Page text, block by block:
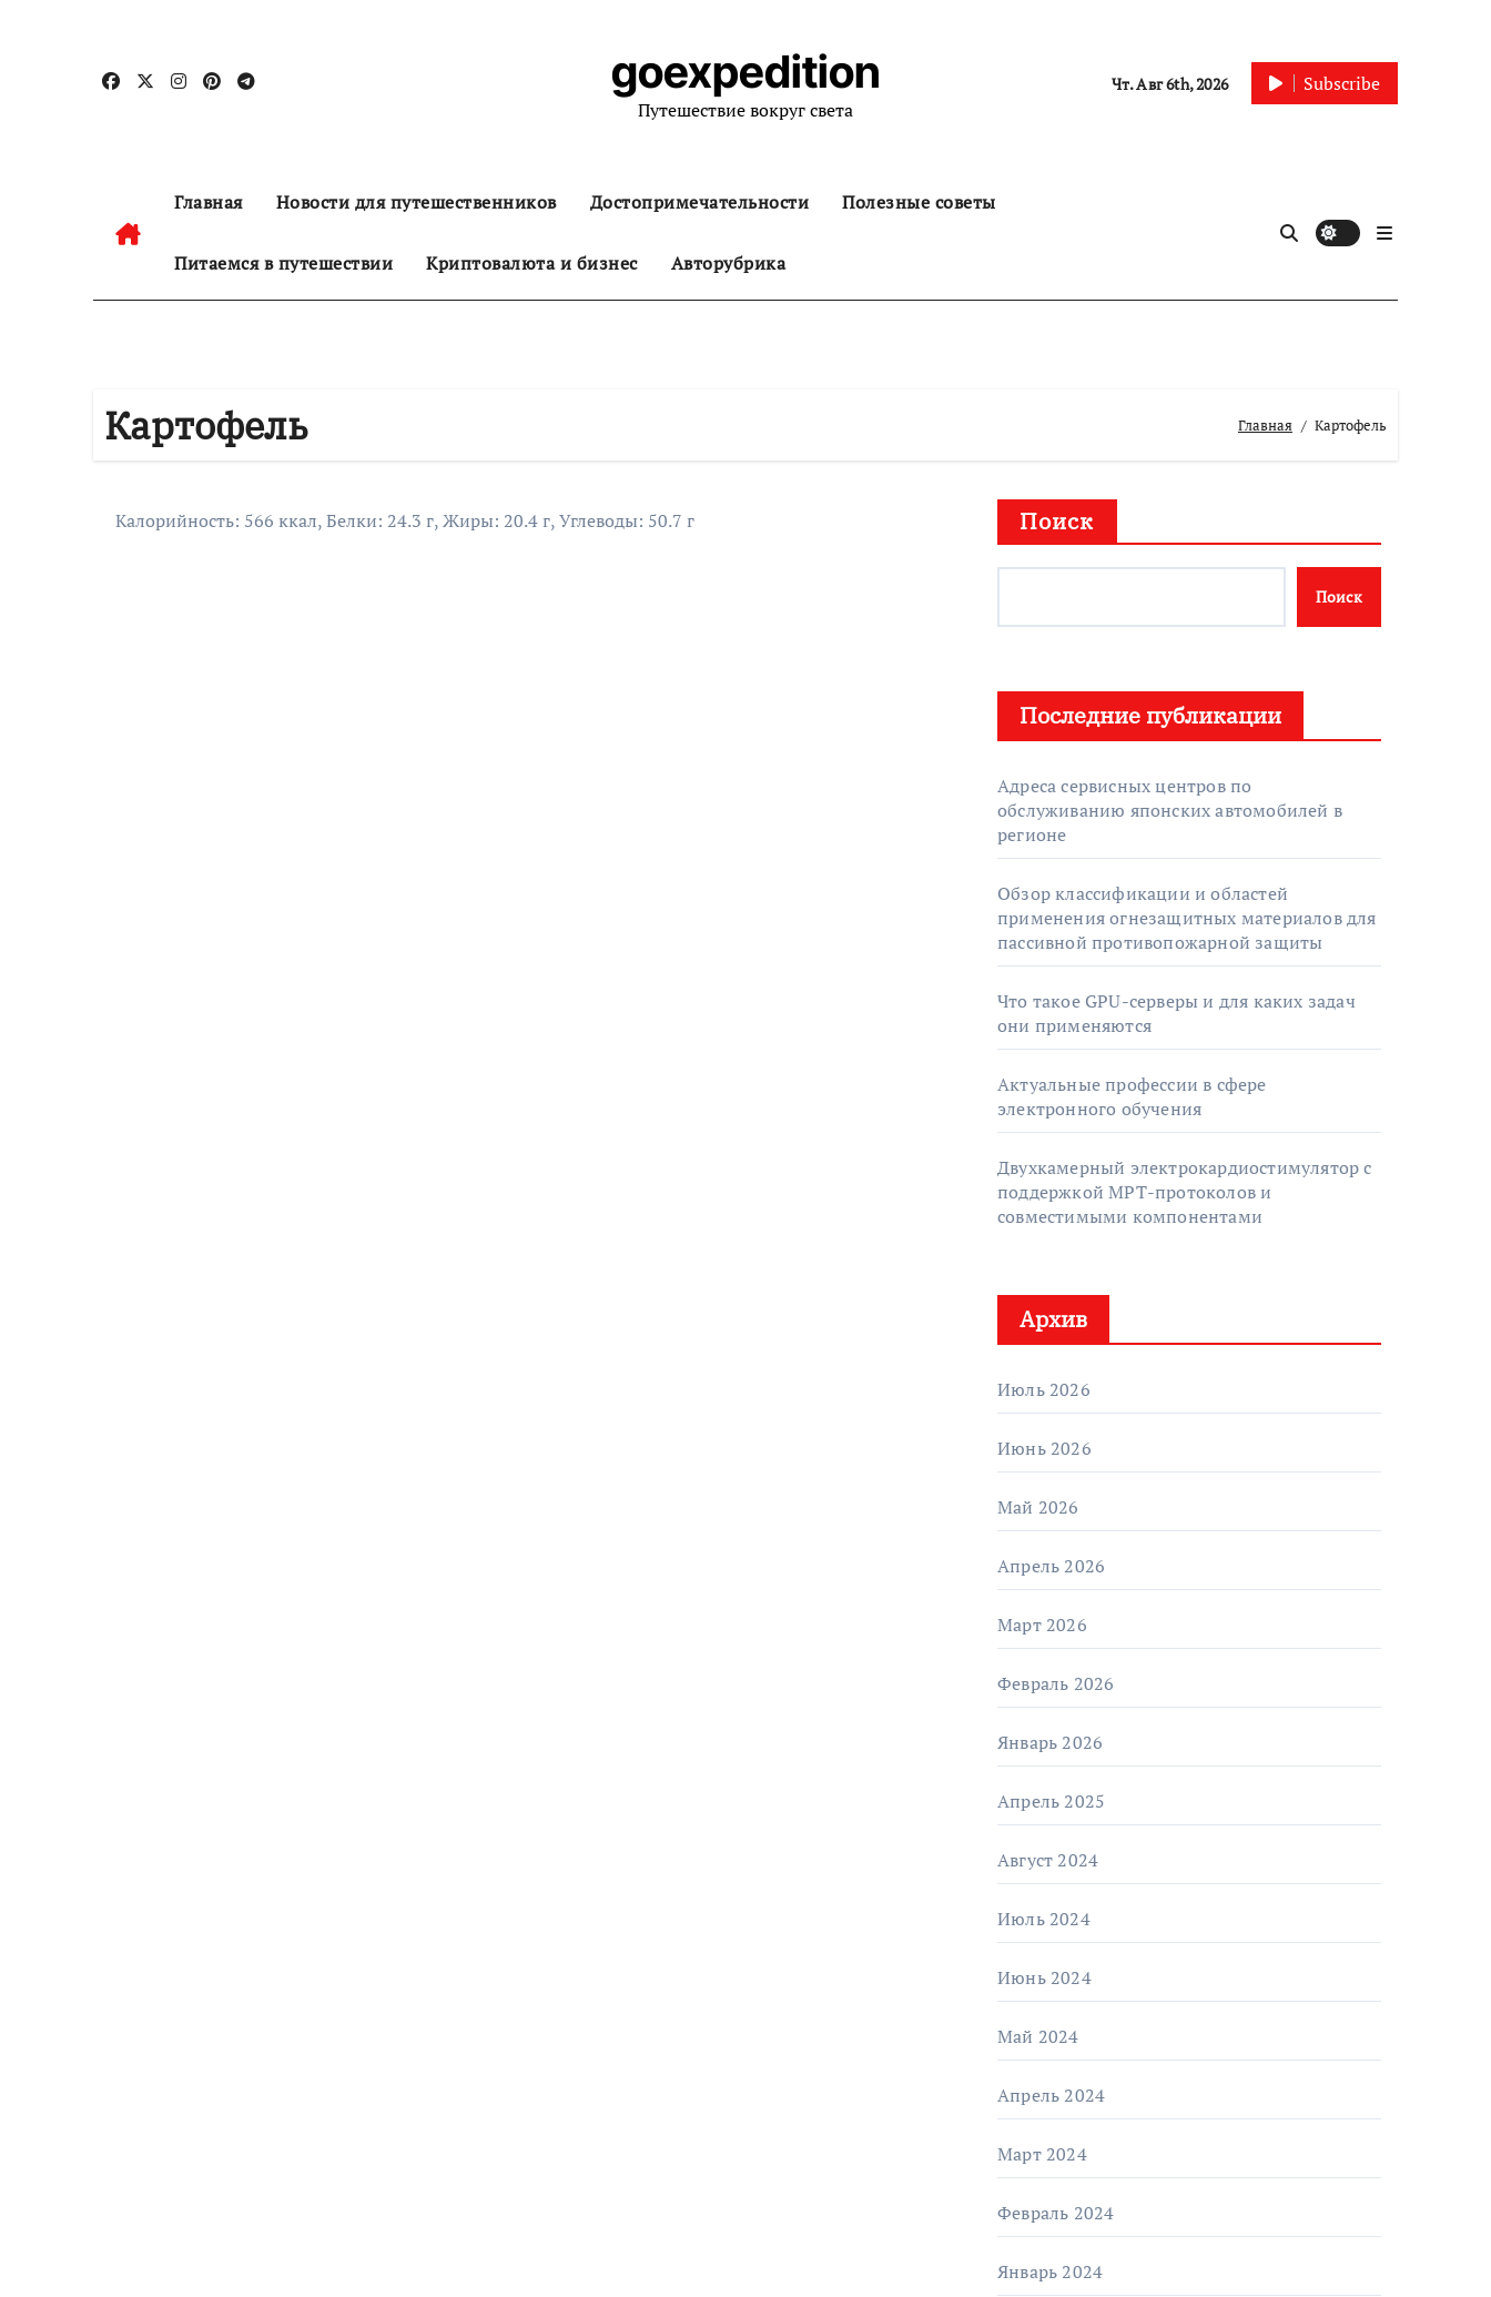
содержанию
goexpedition
Путешествие вокруг света
Чт. Авг 6th, 2026 Subscribe
Главная Новости для путешественников Достопримечательности Полезные советы
Питаемся в путешествии Криптовалюта и бизнес Авторубрика
Картофель Главная Картофель
Калорийность: 566 ккал, Белки: 24.3 г, Жиры: 20.4 г, Углеводы: 50.7 г Поиск
Поиск
Последние публикации
Адреса сервисных центров по
обслуживанию японских автомобилей в
регионе
Обзор классификации и областей
применения огнезащитных материалов для
пассивной противопожарной защиты
Что такое GPU-серверы и для каких задач
они применяются
Актуальные профессии в сфере
электронного обучения
Двухкамерный электрокардиостимулятор с
поддержкой МРТ-протоколов и
совместимыми компонентами
Архив
Июль 2026
Июнь 2026
Май 2026
Апрель 2026
Март 2026
Февраль 2026
Январь 2026
Апрель 2025
Август 2024
Июль 2024
Июнь 2024
Май 2024
Апрель 2024
Март 2024
Февраль 2024
Январь 2024